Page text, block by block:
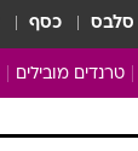
סלבס כסף
טרנדים מובילים